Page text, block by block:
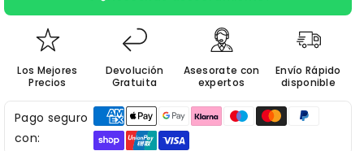
Los Mejores
Precios
Devolución
Gratuita
Asesorate con
expertos
Envío Rápido
disponible
Pago seguro
con: